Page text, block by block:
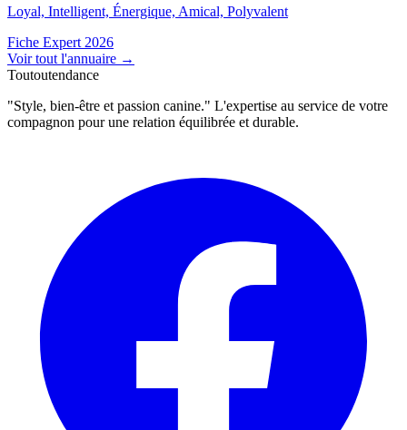
Loyal, Intelligent, Énergique, Amical, Polyvalent
Fiche Expert 2026
Voir tout l'annuaire →
Toutoutendance
"Style, bien-être et passion canine." L'expertise au service de votre
compagnon pour une relation équilibrée et durable.